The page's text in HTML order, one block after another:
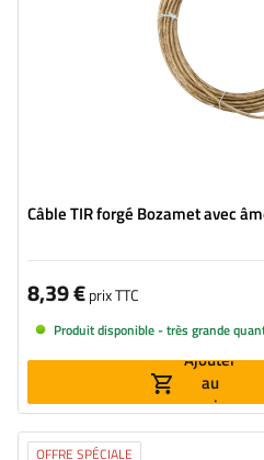
Câble TIR forgé Bozamet avec
8,39 €prix TTC
Produit disponible - très grande
Ajouter
au
panier
OFFRE SPÉCIALE